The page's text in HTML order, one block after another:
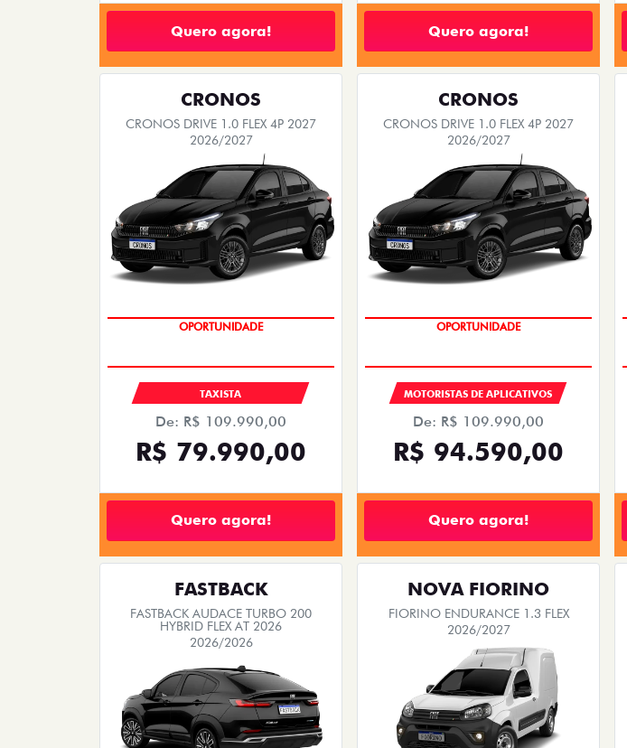
Quero agora! Quero agora!
CRONOS
CRONOS DRIVE 1.0 FLEX 4P 2027
2026/2027
OPORTUNIDADE
TAXISTA
De: R$ 109.990,00
R$ 79.990,00
Quero agora!
CRONOS
CRONOS DRIVE 1.0 FLEX 4P 2027
2026/2027
OPORTUNIDADE
MOTORISTAS DE APLICATIVOS
De: R$ 109.990,00
R$ 94.590,00
Quero agora!
FASTBACK
FASTBACK AUDACE TURBO 200
HYBRID FLEX AT 2026
2026/2026
NOVA FIORINO
FIORINO ENDURANCE 1.3 FLEX
2026/2027